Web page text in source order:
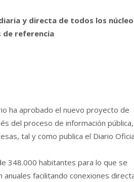
y directa de todos los
de referencia
ha aprobado el nuevo proyecto de
del proceso de información pública,
tal y como publica el Diario
348.000 habitantes para lo que se
facilitando conexiones